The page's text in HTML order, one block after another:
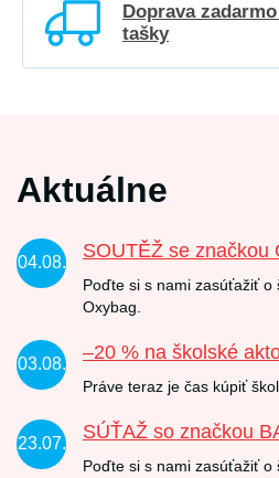
Doprava
tašky
Aktuálne
04.08.
SOUTĚŽ se značkou
Poďte si s nami zasúťažiť o
Oxybag.
03.08.
–20 % na školské
Práve teraz je čas kúpiť
23.07.
SÚŤAŽ so značkou
Poďte si s nami zasúťažiť o